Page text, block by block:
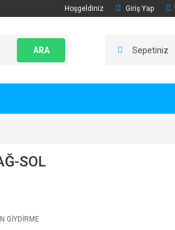
Hoşgeldiniz Giriş Yap
ARA Sepetiniz
SOL
GİYDİRME